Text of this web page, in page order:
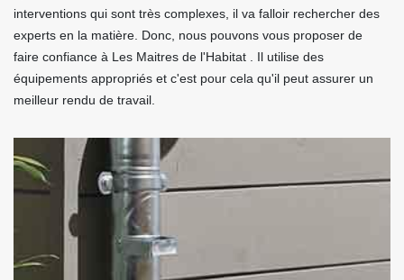
interventions qui sont très complexes, il va falloir rechercher des
experts en la matière. Donc, nous pouvons vous proposer de
faire confiance à Les Maitres de l'Habitat . Il utilise des
équipements appropriés et c'est pour cela qu'il peut assurer un
meilleur rendu de travail.